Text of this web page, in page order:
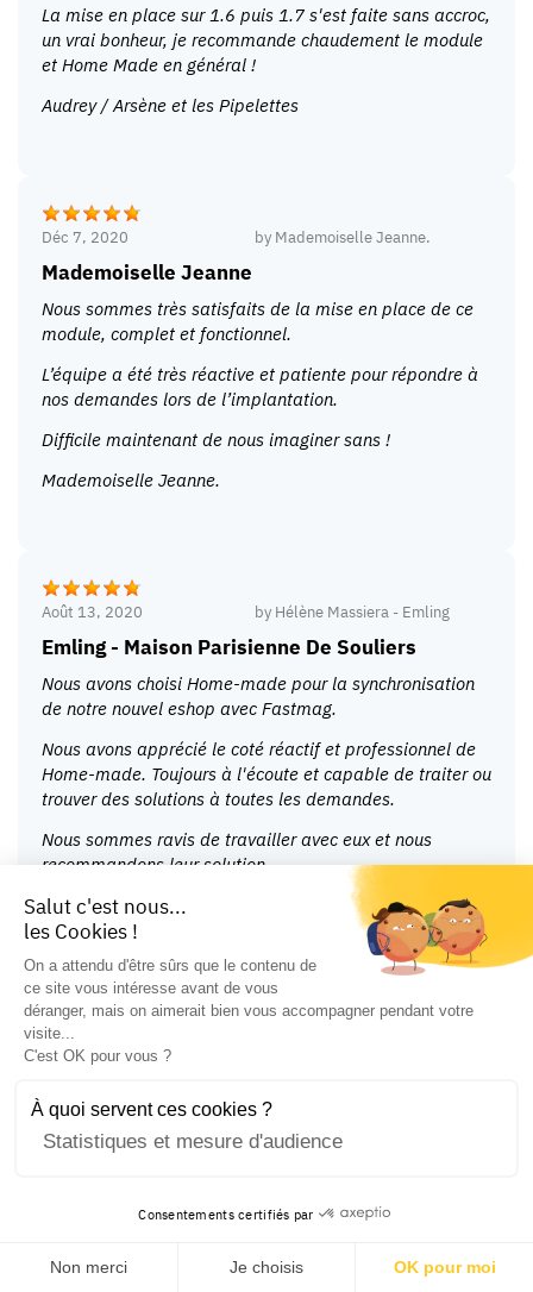
La mise en place sur 1.6 puis 1.7 s'est faite sans accroc,
un vrai bonheur, je recommande chaudement le module
et Home Made en général !
Audrey / Arsène et les Pipelettes
Déc 7, 2020 by Mademoiselle Jeanne.
Mademoiselle Jeanne
Nous sommes très satisfaits de la mise en place de ce
module, complet et fonctionnel.
L’équipe a été très réactive et patiente pour répondre à
nos demandes lors de l’implantation.
Difficile maintenant de nous imaginer sans !
Mademoiselle Jeanne.
Août 13, 2020 by Hélène Massiera - Emling
Emling - Maison Parisienne De Souliers
Nous avons choisi Home-made pour la synchronisation
de notre nouvel eshop avec Fastmag.
Nous avons apprécié le coté réactif et professionnel de
Home-made. Toujours à l'écoute et capable de traiter ou
trouver des solutions à toutes les demandes.
Nous sommes ravis de travailler avec eux et nous
recommandons leur solution.
Hélène Massiera - Emling
Juil 20, 2020
Petit Bateau Maroc
Réactivité et efficacité ont caractérisé notre relation
avec HOME MADE.
Petit Bateau Maroc
Salut c'est nous...
les Cookies !
On a attendu d'être sûrs que le contenu de
ce site vous intéresse avant de vous
déranger, mais on aimerait bien vous accompagner pendant votre
visite...
C'est OK pour vous ?
À quoi servent ces cookies ?
Statistiques et mesure d'audience
Consentements certifiés par
Non merci Je choisis OK pour moi